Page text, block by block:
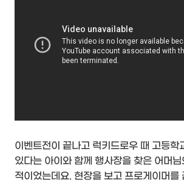
이벤트전이 끝나고 럭키드로우 때 고등학
있다는 아이와 함께 행사장을 찾은 어머
적이었는데요. 현장을 보고 프로게이머를